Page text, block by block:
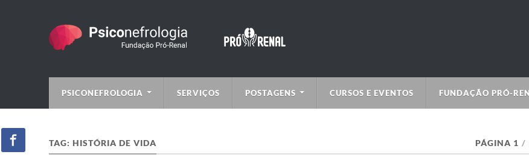
PSICONEFROLOGIA SERVIÇOS POSTAGENS CURSOS E EVENTOS FUNDAÇÃO PRÓ-
TAG: HISTÓRIA DE VIDA PÁGINA 1 /